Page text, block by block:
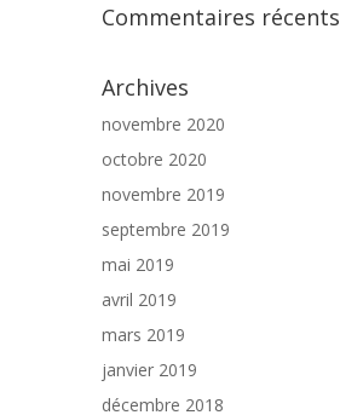
Commentaires récents
Archives
novembre 2020
octobre 2020
novembre 2019
septembre 2019
mai 2019
avril 2019
mars 2019
janvier 2019
décembre 2018